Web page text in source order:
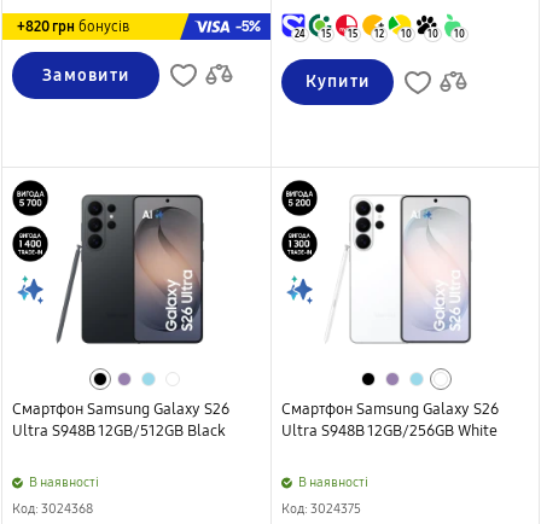
+820 грн бонусів -5%
Замовити
24 15 15 12 10 10 10
Купити
Смартфон Samsung Galaxy S26
Ultra S948B 12GB/512GB Black
B наявності
Код: 3024368
Смартфон Samsung Galaxy S26
Ultra S948B 12GB/256GB White
B наявності
Код: 3024375